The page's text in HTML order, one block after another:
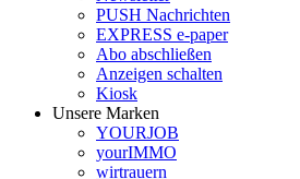
PUSH Nachrichten
EXPRESS e-paper
Abo abschließen
Anzeigen schalten
Kiosk
Unsere Marken
YOURJOB
yourIMMO
wirtrauern